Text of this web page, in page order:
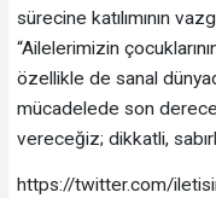
sürecine katılımının
“Ailelerimizin
özellikle de sanal
mücadelede son
vereceğiz; dikkatli,
https://twitter.com/